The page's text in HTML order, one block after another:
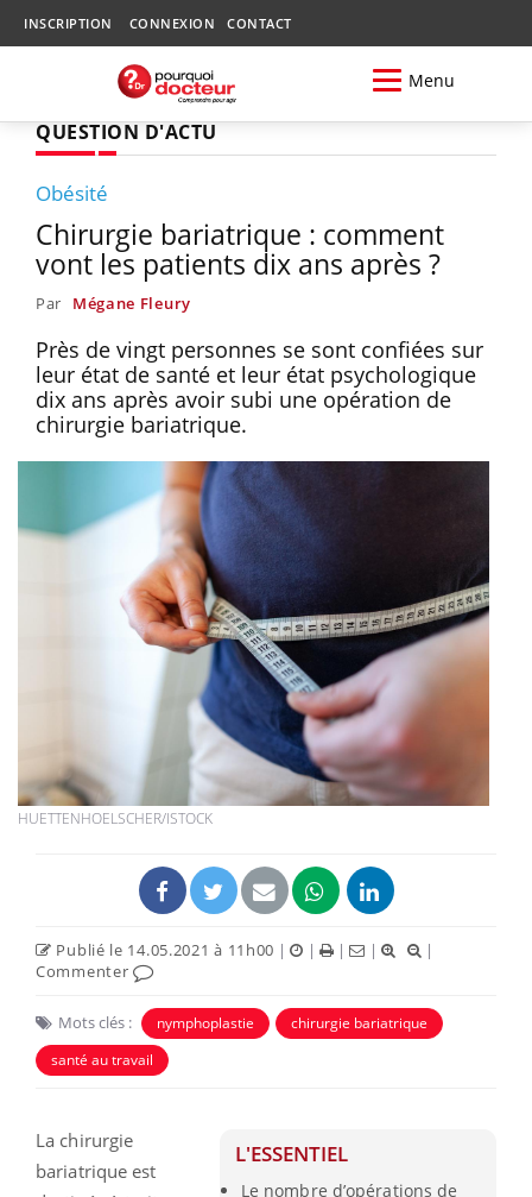
INSCRIPTION CONNEXION CONTACT
Menu
QUESTION D'ACTU
Obésité
Chirurgie bariatrique : comment
vont les patients dix ans après ?
Par Mégane Fleury
Près de vingt personnes se sont confiées sur
leur état de santé et leur état psychologique
dix ans après avoir subi une opération de
chirurgie bariatrique.
HUETTENHOELSCHER/ISTOCK
Publié le 14.05.2021 à 11h00 | | | |
|
Commenter
Mots clés : nymphoplastie
chirurgie bariatrique
santé au travail
L'ESSENTIEL
Le nombre d’opérations de
La chirurgie
bariatrique est